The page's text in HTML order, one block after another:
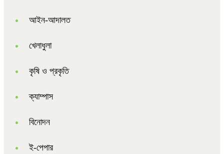
আইন-আদালত
খেলাধুলা
কৃষি ও প্রকৃতি
ক্যাম্পাস
বিনোদন
ই-পেপার